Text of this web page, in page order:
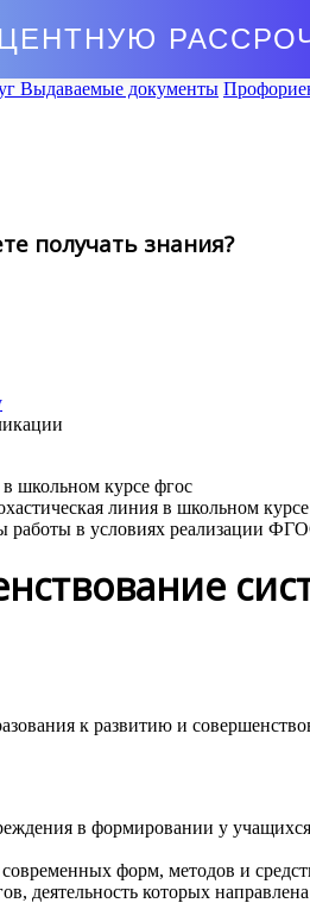
Выдаваемые документы
получать знания?
работы в условиях реализации
к развитию и
в формировании у
форм, методов и
деятельность которых